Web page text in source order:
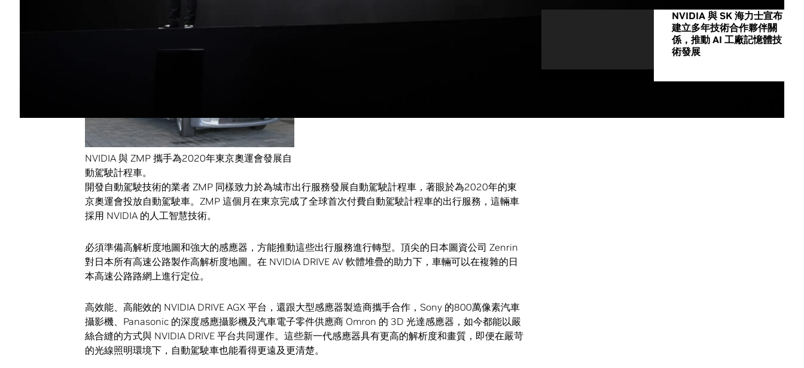
NVIDIA 與 ZMP 攜手為2020年東京奧運會發展自
動駕駛計程車。
開發自動駕駛技術的業者 ZMP 同樣致力於為城市出行服務發展自動駕駛計程車，著眼於為2020年的東
京奧運會投放自動駕駛車。ZMP 這個月在東京完成了全球首次付費自動駕駛計程車的出行服務，這輛車
採用 NVIDIA 的人工智慧技術。
必須準備高解析度地圖和強大的感應器，方能推動這些出行服務進行轉型。頂尖的日本圖資公司 Zenrin
對日本所有高速公路製作高解析度地圖。在 NVIDIA DRIVE AV 軟體堆疊的助力下，車輛可以在複雜的日
本高速公路路網上進行定位。
高效能、高能效的 NVIDIA DRIVE AGX 平台，還跟大型感應器製造商攜手合作，Sony 的800萬像素汽車
攝影機、Panasonic 的深度感應攝影機及汽車電子零件供應商 Omron 的 3D 光達感應器，如今都能以嚴
絲合縫的方式與 NVIDIA DRIVE 平台共同運作。這些新一代感應器具有更高的解析度和畫質，即便在嚴苛
的光線照明環境下，自動駕駛車也能看得更遠及更清楚。
NVIDIA 與 SK 海力士宣布
建立多年技術合作夥伴關
係，推動 AI 工廠記憶體技
術發展